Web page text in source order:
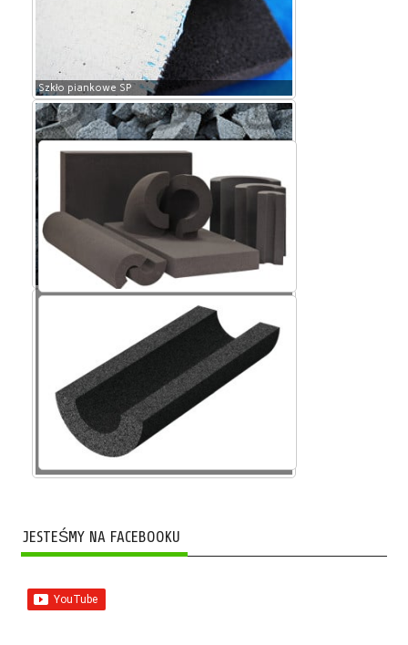
Szkło piankowe SP
Szkło piankowe SP
JESTEŚMY NA FACEBOOKU